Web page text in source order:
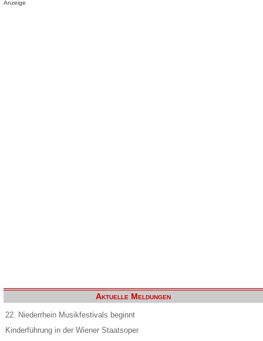
Anzeige
Aktuelle Meldungen
22. Niederrhein Musikfestivals beginnt
Kinderführung in der Wiener Staatsoper